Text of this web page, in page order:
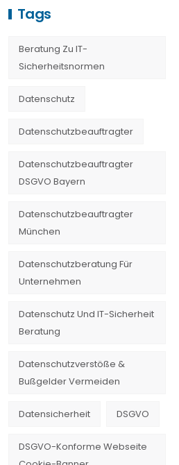
Tags
Beratung Zu IT-
Sicherheitsnormen
Datenschutz
Datenschutzbeauftragter
Datenschutzbeauftragter
DSGVO Bayern
Datenschutzbeauftragter
München
Datenschutzberatung Für
Unternehmen
Datenschutz Und IT-Sicherheit
Beratung
Datenschutzverstöße &
Bußgelder Vermeiden
Datensicherheit DSGVO
DSGVO-Konforme Webseite